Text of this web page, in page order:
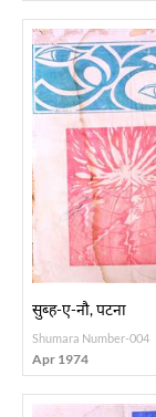
सुब्ह-ए-नौ, पटना
Shumara Number-004
Apr 1974